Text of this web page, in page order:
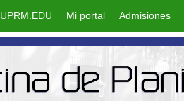
UPRM.EDU Mi portal Admisiones